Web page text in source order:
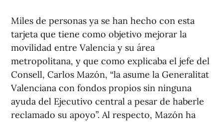
Miles de personas ya se han hecho con esta
tarjeta que tiene como objetivo mejorar la
movilidad entre Valencia y su área
metropolitana, y que como explicaba el jefe del
Consell, Carlos Mazón, “la asume la Generalitat
Valenciana con fondos propios sin ninguna
ayuda del Ejecutivo central a pesar de haberle
reclamado su apoyo”. Al respecto, Mazón ha